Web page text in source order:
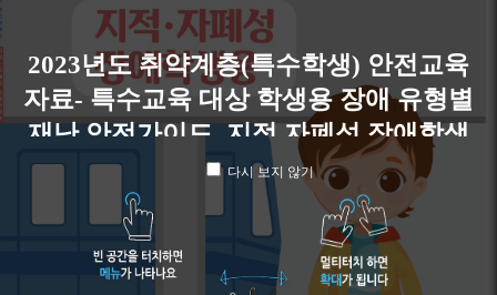
2023년도 취약계층(특수학생) 안전교육
자료- 특수교육 대상 학생용 장애 유형별
재난 안전가이드_지적 자폐성 장애학생
용
다시 보지 않기